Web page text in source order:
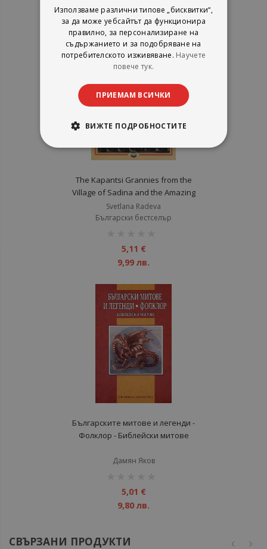
5,11 €
9,99 лв.
The Kapantsi Grannies from the
Village of Sadina and the Amazing
Kapantsi Embroidery
Svetlana Radeva
Български бестселър
5,11 €
9,99 лв.
Българските митове и легенди -
Фолклор - Библейски митове
Дамян Яков
5,01 €
9,80 лв.
СВЪРЗАНИ ПРОДУКТИ
Използваме различни типове „бисквитки“,
за да може уебсайтът да функционира
правилно, за персонализиране на
съдържанието и за подобряване на
потребителското изживяване. Научете
повече тук.
ПРИЕМАМ ВСИЧКИ
ВИЖТЕ ПОДРОБНОСТИТЕ